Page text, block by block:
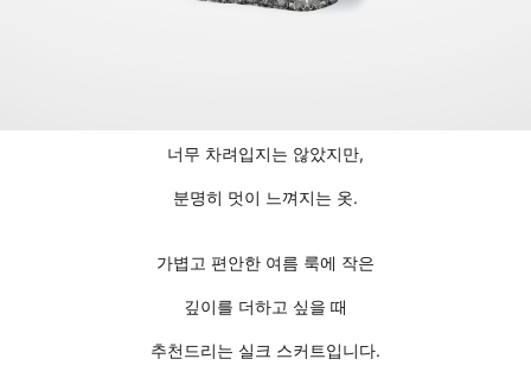
너무 차려입지는 않았지만,
분명히 멋이 느껴지는 옷.
가볍고 편안한 여름 룩에 작은
깊이를 더하고 싶을 때
추천드리는 실크 스커트입니다.